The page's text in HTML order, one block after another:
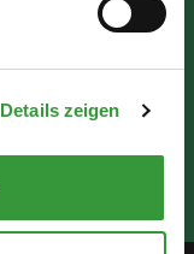
Details zeigen